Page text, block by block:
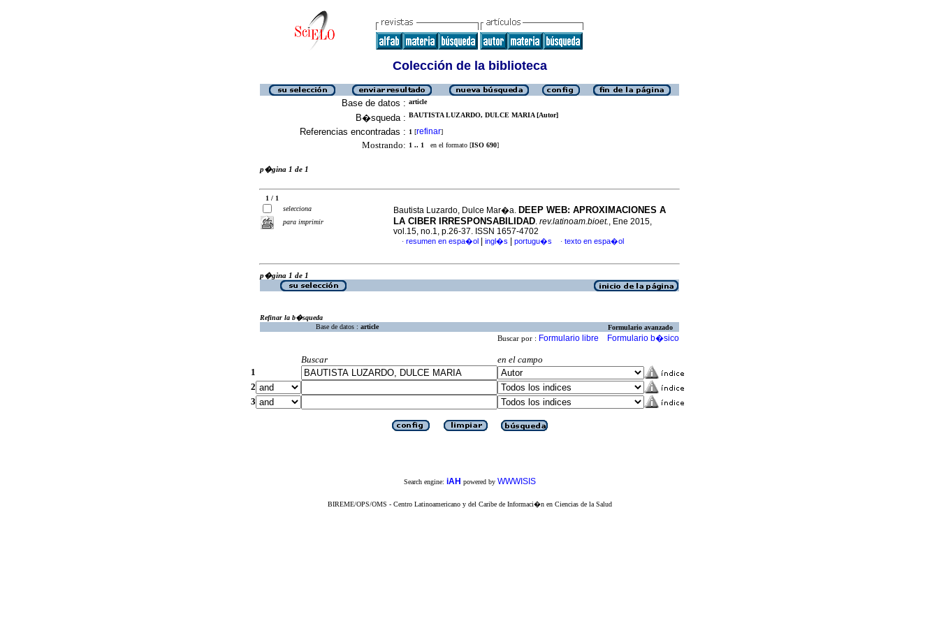
Colección de la biblioteca
Base de datos : article
B�squeda : BAUTISTA LUZARDO, DULCE MARIA [Autor]
Referencias encontradas : 1 [refinar]
Mostrando: 1 .. 1 en el formato [ISO 690]
p�gina 1 de 1
1 / 1
selecciona
para imprimir
Bautista Luzardo, Dulce Mar�a. DEEP WEB: APROXIMACIONES A
LA CIBER IRRESPONSABILIDAD. rev.latinoam.bioet., Ene 2015,
vol.15, no.1, p.26-37. ISSN 1657-4702
· resumen en espa�ol ingl�s portugu�s · texto en espa�ol
p�gina 1 de 1
Refinar la b�squeda
Base de datos : article Formulario avanzado
Buscar por : Formulario libre Formulario b�sico
Buscar
en el campo
1
2
3
Search engine: iAH powered by WWWISIS
BIREME/OPS/OMS - Centro Latinoamericano y del Caribe de Informaci�n en Ciencias de la Salud